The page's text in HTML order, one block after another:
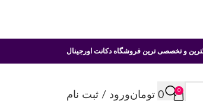
و تخصصی ترین فروشگاه دکانت اورجینال
0
0 تومانورود / ثبت نام